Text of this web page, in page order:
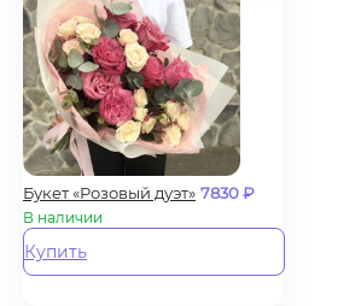
Букет «Розовый дуэт» 7830₽
В наличии
Купить